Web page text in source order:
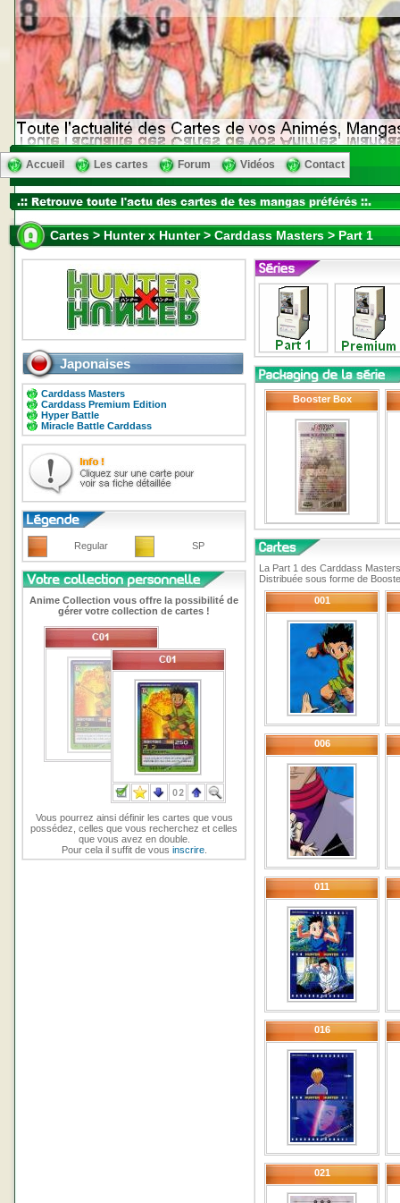
Accueil Les cartes Forum Vidéos Contact
Cartes > Hunter x Hunter > Carddass Masters > Part 1
Japonaises
Carddass Masters
Carddass Premium Edition
Hyper Battle
Miracle Battle Carddass
Regular SP
Anime Collection vous offre la possibilité de
gérer votre collection de cartes !
Vous pourrez ainsi définir les cartes que vous
possédez, celles que vous recherchez et celles
que vous avez en double.
Pour cela il suffit de vous inscrire.
Booster Box
La Part 1 des Carddass
Distribuée sous forme de
001
006
011
016
021